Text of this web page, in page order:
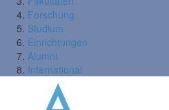
Forschung
Studium
Einrichtungen
Alumni
International